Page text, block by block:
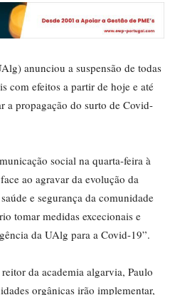
anunciou a suspensão de todas
com efeitos a partir de hoje e até
a propagação do surto de Covid-
social na quarta-feira à
ao agravar da evolução da
e segurança da comunidade
tomar medidas excecionais e
da UAlg para a Covid-19”.
da academia algarvia, Paulo
orgânicas irão implementar,